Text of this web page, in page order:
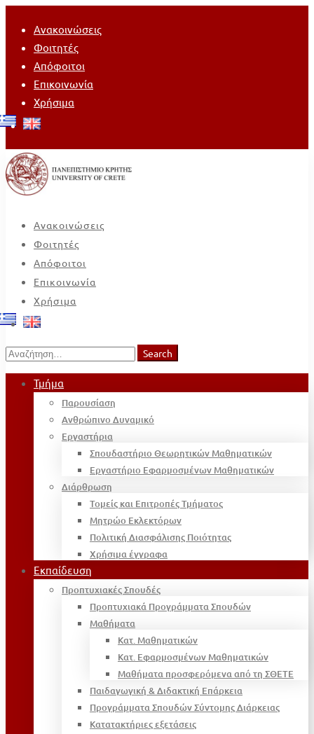
Ανακοινώσεις
Φοιτητές
Απόφοιτοι
Επικοινωνία
Χρήσιμα
Ανακοινώσεις
Φοιτητές
Απόφοιτοι
Επικοινωνία
Χρήσιμα
Search
for:
Search
Τμήμα
Παρουσίαση
Ανθρώπινο Δυναμικό
Εργαστήρια
Σπουδαστήριο Θεωρητικών Μαθηματικών
Εργαστήριο Εφαρμοσμένων Μαθηματικών
Διάρθρωση
Τομείς και Επιτροπές Τμήματος
Μητρώο Εκλεκτόρων
Πολιτική Διασφάλισης Ποιότητας
Χρήσιμα έγγραφα
Εκπαίδευση
Προπτυχιακές Σπουδές
Προπτυχιακά Προγράμματα Σπουδών
Μαθήματα
Κατ. Μαθηματικών
Κατ. Εφαρμοσμένων Μαθηματικών
Μαθήματα προσφερόμενα από τη ΣΘΕΤΕ
Παιδαγωγική & Διδακτική Επάρκεια
Προγράμματα Σπουδών Σύντομης Διάρκειας
Κατατακτήριες εξετάσεις